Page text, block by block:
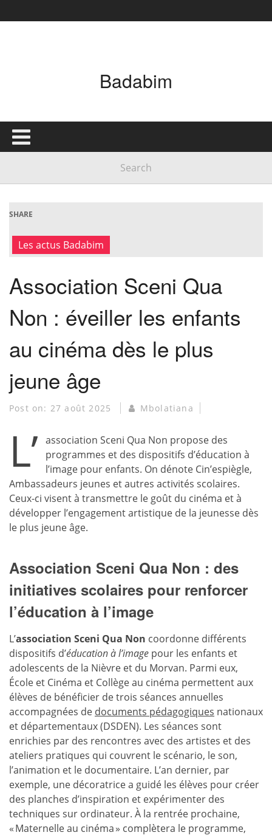
Badabim
SHARE
Les actus Badabim
Association Sceni Qua
Non : éveiller les enfants
au cinéma dès le plus
jeune âge
Post on: 27 août 2025 Mbolatiana
L’ association Sceni Qua Non propose des
programmes et des dispositifs d’éducation à
l’image pour enfants. On dénote Cin’espiègle,
Ambassadeurs jeunes et autres activités scolaires.
Ceux-ci visent à transmettre le goût du cinéma et à
développer l’engagement artistique de la jeunesse dès
le plus jeune âge.
Association Sceni Qua Non : des
initiatives scolaires pour renforcer
l’éducation à l’image
L’association Sceni Qua Non coordonne différents
dispositifs d’éducation à l’image pour les enfants et
adolescents de la Nièvre et du Morvan. Parmi eux,
École et Cinéma et Collège au cinéma permettent aux
élèves de bénéficier de trois séances annuelles
accompagnées de documents pédagogiques nationaux
et départementaux (DSDEN). Les séances sont
enrichies par des rencontres avec des artistes et des
ateliers pratiques qui couvrent le scénario, le son,
l’animation et le documentaire. L’an dernier, par
exemple, une décoratrice a guidé les élèves pour créer
des planches d’inspiration et expérimenter des
techniques sur ordinateur. À la rentrée prochaine,
« Maternelle au cinéma » complètera le programme,